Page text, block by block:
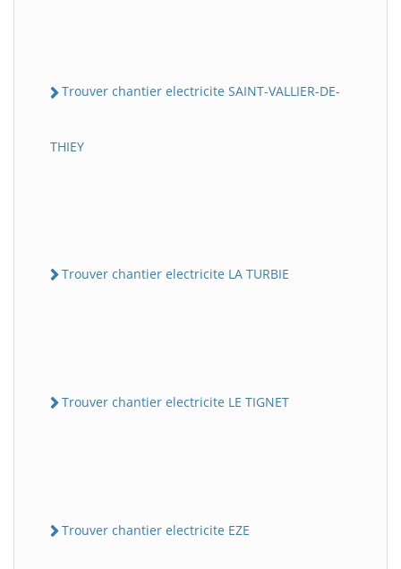
Trouver chantier electricite SAINT-VALLIER-DE-
THIEY
Trouver chantier electricite LA TURBIE
Trouver chantier electricite LE TIGNET
Trouver chantier electricite EZE